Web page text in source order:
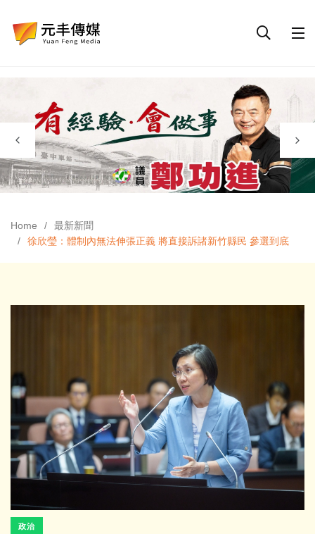
Home
最新新聞
徐欣瑩：體制內無法伸張正義 將直接訴諸新竹縣民 參選到底
政治